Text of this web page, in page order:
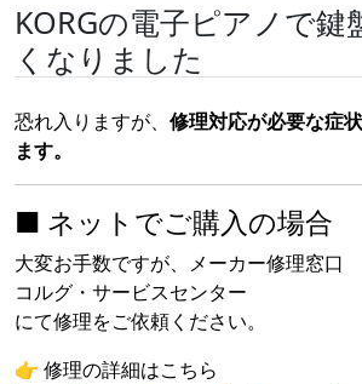
KORGの電子ピアノで鍵
くなりました
恐れ入りますが、 修理対応が必要な症
ます。
■ ネットでご購入の場合
大変お手数ですが、メーカー修理窓口
コルグ・サービスセンター
にて修理をご依頼ください。
👉 修理の詳細はこちら